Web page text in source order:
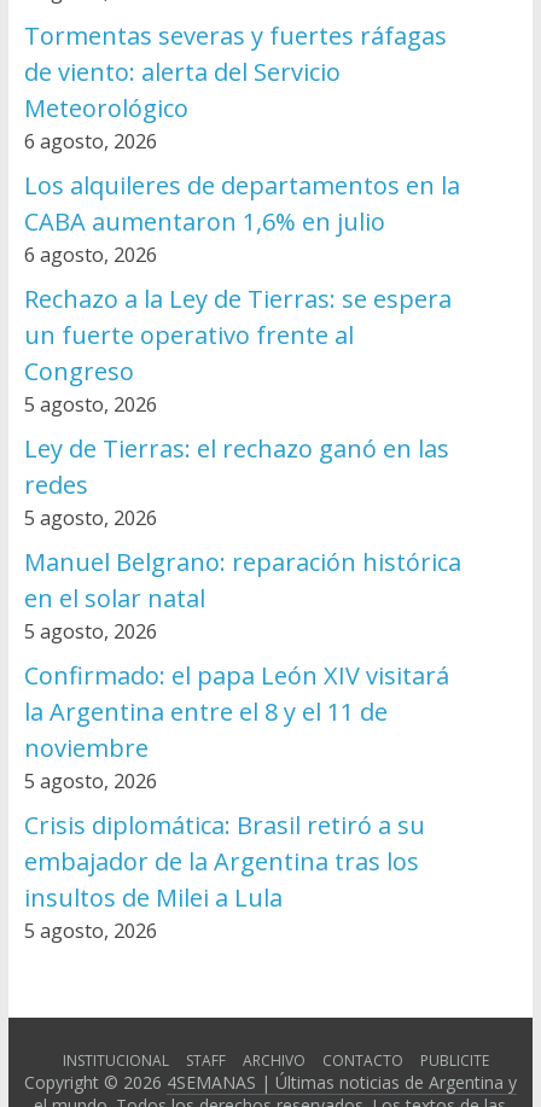
Tormentas severas y fuertes ráfagas
de viento: alerta del Servicio
Meteorológico
6 agosto, 2026
Los alquileres de departamentos en la
CABA aumentaron 1,6% en julio
6 agosto, 2026
Rechazo a la Ley de Tierras: se espera
un fuerte operativo frente al
Congreso
5 agosto, 2026
Ley de Tierras: el rechazo ganó en las
redes
5 agosto, 2026
Manuel Belgrano: reparación histórica
en el solar natal
5 agosto, 2026
Confirmado: el papa León XIV visitará
la Argentina entre el 8 y el 11 de
noviembre
5 agosto, 2026
Crisis diplomática: Brasil retiró a su
embajador de la Argentina tras los
insultos de Milei a Lula
5 agosto, 2026
INSTITUCIONAL STAFF ARCHIVO CONTACTO PUBLICITE
Copyright © 2026 4SEMANAS | Últimas noticias de Argentina y